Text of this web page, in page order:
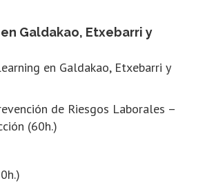
Galdakao, Etxebarri y
en Galdakao, Etxebarri y
de Riesgos Laborales –
(60h.)